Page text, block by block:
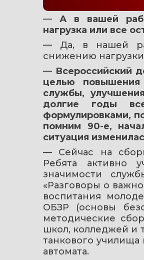
— А в вашей
нагрузка или все
— Да, в нашей
снижению
— Всероссийский
целью повышения
службы,
долгие годы
формулировками,
помним 90-е,
ситуация
— Сейчас на
Ребята активно
значимости
«Разговоры о
воспитания
ОБЗР (основы
методические
школ, колледжей и
танкового
автомата.